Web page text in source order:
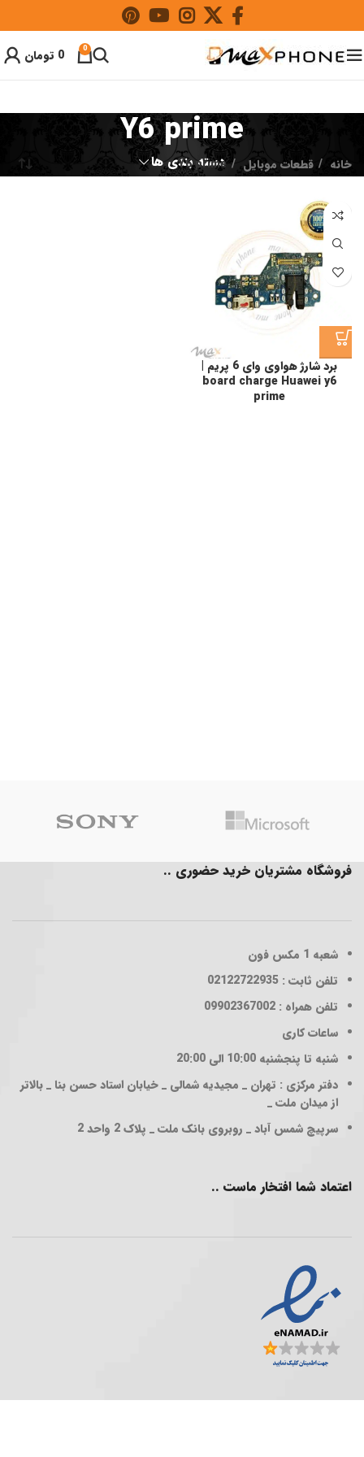
0
0 تومان
Y6 prime
دسته بندی ها خانه قطعات موبایل Y6 prime
برد شارژ هواوی وای 6 پریم |
board charge Huawei y6
prime
فروشگاه مشتریان خرید حضوری ..
شعبه 1
مکس فون
تلفن ثابت : 02122722935
تلفن همراه : 09902367002
ساعات کاری
شنبه تا پنجشنبه 10:00 الی 20:00
دفتر مرکزی : تهران _ مجیدیه شمالی _ خیابان استاد حسن بنا _ بالاتر
از میدان ملت _
سرپیچ شمس آباد _ روبروی بانک ملت _ پلاک 2 واحد 2
اعتماد شما افتخار ماست ..